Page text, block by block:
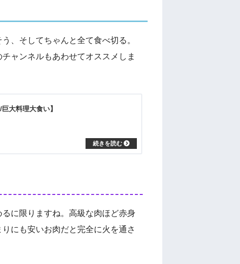
、そしてちゃんと全て食べ切る。
ャンネルもあわせてオススメしま
大料理大食い】
に限りますね。高級な肉ほど赤身
にも安いお肉だと完全に火を通さ